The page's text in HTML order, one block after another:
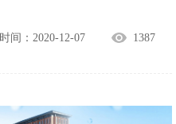
间：2020-12-07 1387